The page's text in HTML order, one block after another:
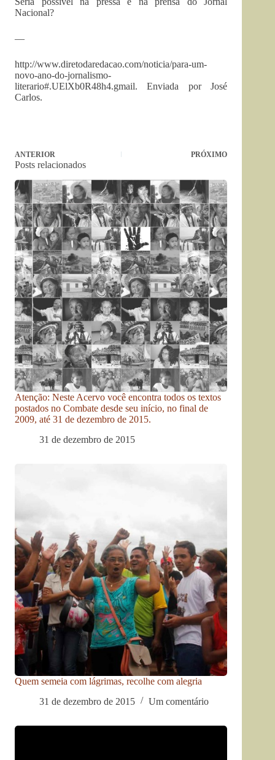
Nacional?
—
http://www.diretodaredacao.com/noticia/para-um-
novo-ano-do-jornalismo-
literario#.UElXb0R48h4.gmail. Enviada por José
Carlos.
ANTERIOR PRÓXIMO
Posts relacionados
Atenção: Neste Acervo você encontra todos os textos
postados no Combate desde seu início, no final de
2009, até 31 de dezembro de 2015.
31 de dezembro de 2015
Quem semeia com lágrimas, recolhe com alegria
31 de dezembro de 2015
Um comentário